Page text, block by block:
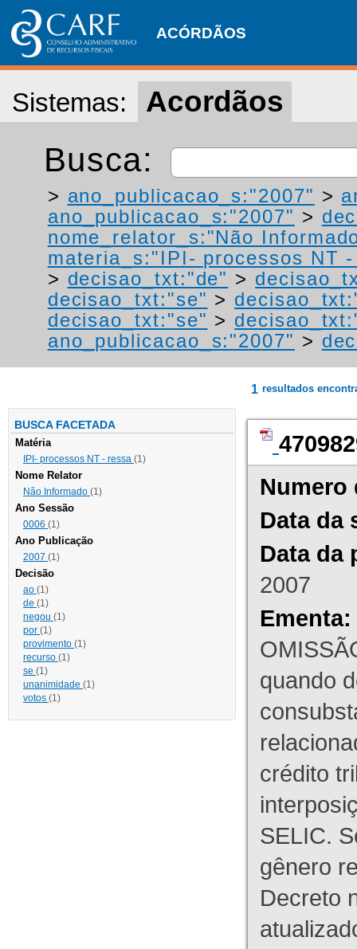
ACÓRDÃOS
Sistemas: Acordãos
Busca:
> ano_publicacao_s:"2007" >
ano_publicacao_s:"2007" >
nome_relator_s:"Não
materia_s:"IPI- processos NT
> decisao_txt:"de" >
decisao_txt:"se" >
decisao_txt:"se" >
ano_publicacao_s:"2007" >
BUSCA FACETADA
Matéria
IPI- processos NT - ressa (1)
Nome Relator
Não Informado (1)
Ano Sessão
0006 (1)
Ano Publicação
2007 (1)
Decisão
ao (1)
de (1)
negou (1)
por (1)
provimento (1)
recurso (1)
se (1)
unanimidade (1)
votos (1)
1 resultados
Numero
Data da
Data da
2007
Ementa:
quando
crédito
SELIC.
gênero
Decreto